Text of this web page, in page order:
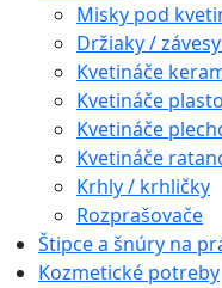
Misky pod
Držiaky /
Kvetináče
Kvetináče
Kvetináče
Kvetináče
Krhly / krhličky
Rozprašovače
Štipce a šnúry na
Kozmetické potreby